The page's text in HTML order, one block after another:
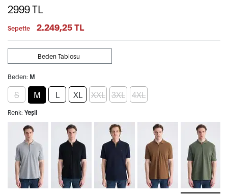
2999TL
Sepette 2.249,25 TL
Beden: M
Beden Tablosu
S M L XL XXL 3XL 4XL
Renk: Yeşil